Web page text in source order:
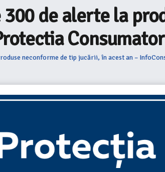
de alerte la
neconforme de tip jucării, în acest an –